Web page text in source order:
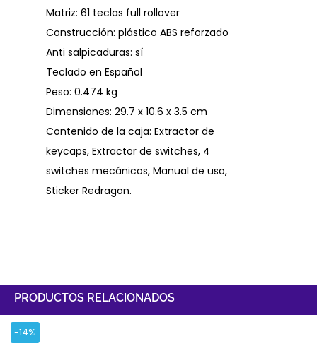
Matriz: 61 teclas full rollover
Construcción: plástico ABS reforzado
Anti salpicaduras: sí
Teclado en Español
Peso: 0.474 kg
Dimensiones: 29.7 x 10.6 x 3.5 cm
Contenido de la caja: Extractor de
keycaps, Extractor de switches, 4
switches mecánicos, Manual de uso,
Sticker Redragon.
PRODUCTOS RELACIONADOS
-14%